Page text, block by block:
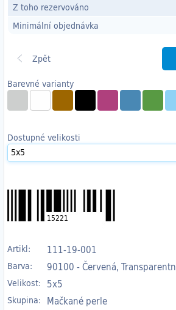
Barevné varianty
Dostupné velikosti
15221
Artikl: 111-19-001
Barva: 90100 - Červená,
Velikost: 5x5
Skupina: Mačkané perle
Z toho rezervováno
Minimální objednávka